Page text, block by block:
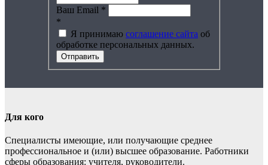
Ваш Email *
*
Я принимаю соглашение сайта об
обработке персональных данных.
Отправить
Для кого
Специалисты имеющие, или получающие среднее
профессиональное и (или) высшее образование. Работники
сферы образования: учителя, руководители.